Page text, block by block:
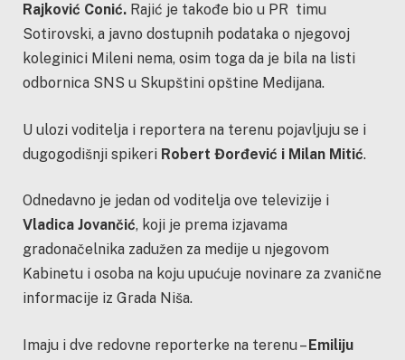
Rajković Conić. Rajić je takođe bio u PR timu
Sotirovski, a javno dostupnih podataka o njegovoj
koleginici Mileni nema, osim toga da je bila na listi
odbornica SNS u Skupštini opštine Medijana.
U ulozi voditelja i reportera na terenu pojavljuju se i
dugogodišnji spikeri Robert Đorđević i Milan Mitić.
Odnedavno je jedan od voditelja ove televizije i
Vladica Jovančić, koji je prema izjavama
gradonačelnika zadužen za medije u njegovom
Kabinetu i osoba na koju upućuje novinare za zvanične
informacije iz Grada Niša.
Imaju i dve redovne reporterke na terenu –Emiliju